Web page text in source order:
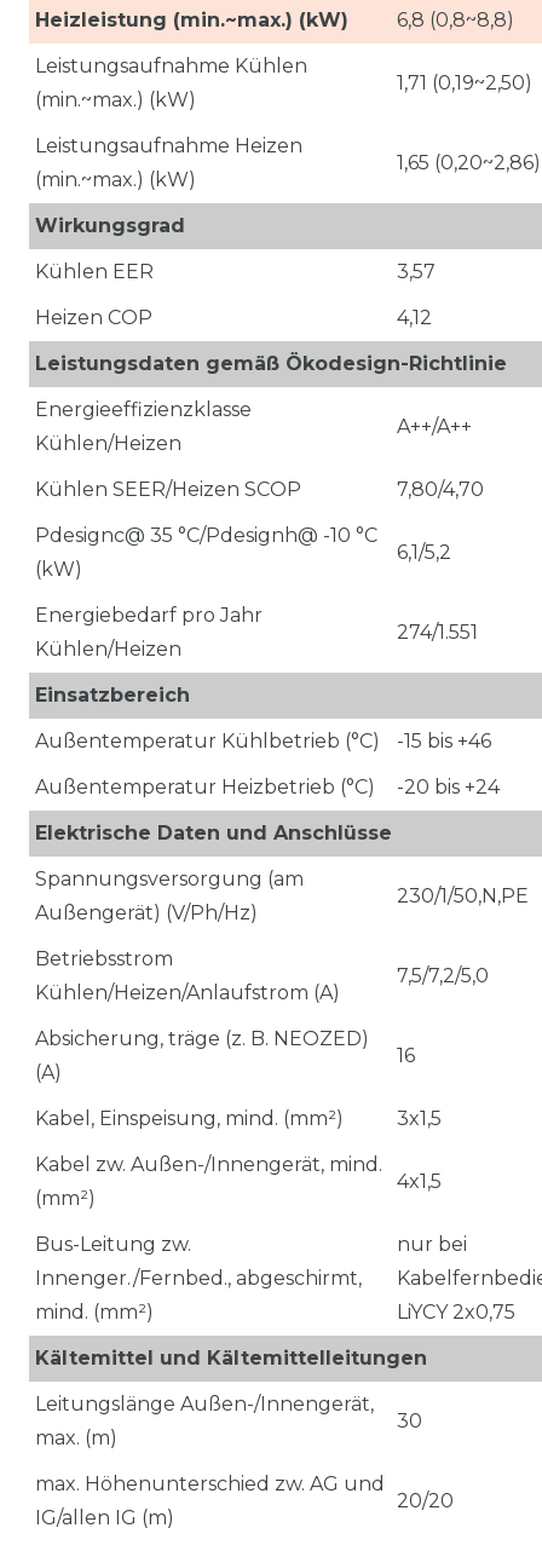
Heizleistung (min.~max.) (kW)
6,8 (0,8~8,8)
Leistungsaufnahme Kühlen
(min.~max.) (kW)
1,71 (0,19~2,50)
Leistungsaufnahme Heizen
(min.~max.) (kW)
1,65 (0,20~2,86)
Wirkungsgrad
Kühlen EER
3,57
Heizen COP
4,12
Leistungsdaten gemäß Ökodesign-Richtlinie
Energieeffizienzklasse
Kühlen/Heizen
A++/A++
Kühlen SEER/Heizen SCOP
7,80/4,70
Pdesignc@ 35 °C/Pdesignh@ -10 °C
(kW)
6,1/5,2
Energiebedarf pro Jahr
Kühlen/Heizen
274/1.551
Einsatzbereich
Außentemperatur Kühlbetrieb (°C)
-15 bis +46
Außentemperatur Heizbetrieb (°C)
-20 bis +24
Elektrische Daten und Anschlüsse
Spannungsversorgung (am
Außengerät) (V/Ph/Hz)
230/1/50,N,PE
Betriebsstrom
Kühlen/Heizen/Anlaufstrom (A)
7,5/7,2/5,0
Absicherung, träge (z. B. NEOZED)
(A)
16
Kabel, Einspeisung, mind. (mm²)
3x1,5
Kabel zw. Außen-/Innengerät, mind.
(mm²)
4x1,5
Bus-Leitung zw.
Innenger./Fernbed., abgeschirmt,
mind. (mm²)
nur bei
LiYCY 2x0,75
Kältemittel und Kältemittelleitungen
Leitungslänge Außen-/Innengerät,
max. (m)
30
max. Höhenunterschied zw. AG und
IG/allen IG (m)
20/20